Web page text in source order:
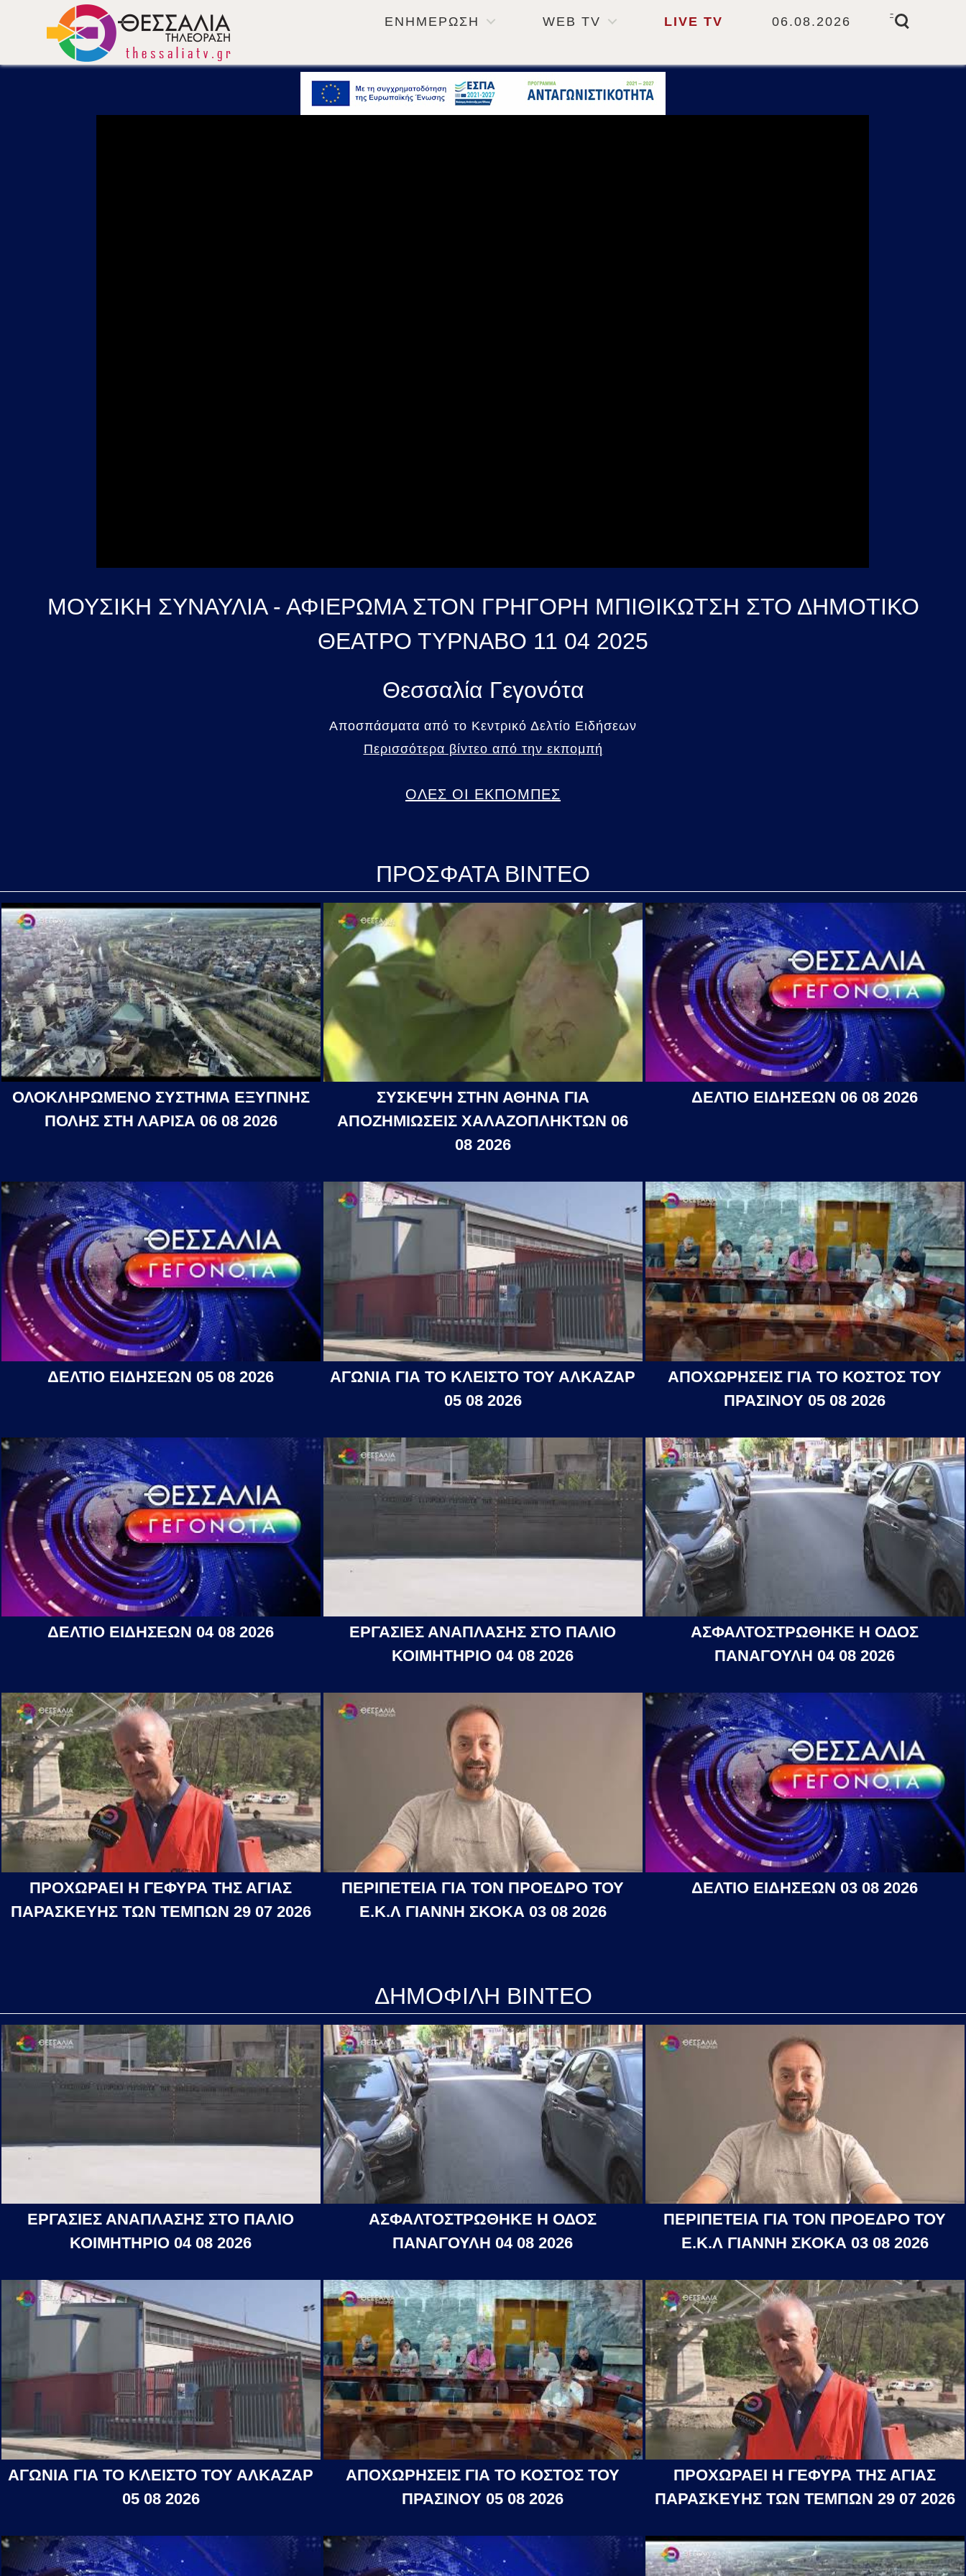
ΕΝΗΜΕΡΩΣΗ WEB TV LIVE TV 06.08.2026
-
ΜΟΥΣΙΚΗ ΣΥΝΑΥΛΙΑ - ΑΦΙΕΡΩΜΑ ΣΤΟΝ ΓΡΗΓΟΡΗ ΜΠΙΘΙΚΩΤΣΗ ΣΤΟ ΔΗΜΟΤΙΚΟ
ΘΕΑΤΡΟ ΤΥΡΝΑΒΟ 11 04 2025
Θεσσαλία Γεγονότα
Αποσπάσματα από το Κεντρικό Δελτίο Ειδήσεων
Περισσότερα βίντεο από την εκπομπή
ΟΛΕΣ ΟΙ ΕΚΠΟΜΠΕΣ
ΠΡΟΣΦΑΤΑ ΒΙΝΤΕΟ
ΟΛΟΚΛΗΡΩΜΕΝΟ ΣΥΣΤΗΜΑ ΕΞΥΠΝΗΣ
ΠΟΛΗΣ ΣΤΗ ΛΑΡΙΣΑ 06 08 2026
ΣΥΣΚΕΨΗ ΣΤΗΝ ΑΘΗΝΑ ΓΙΑ
ΑΠΟΖΗΜΙΩΣΕΙΣ ΧΑΛΑΖΟΠΛΗΚΤΩΝ 06
08 2026
ΔΕΛΤΙΟ ΕΙΔΗΣΕΩΝ 06 08 2026
ΔΕΛΤΙΟ ΕΙΔΗΣΕΩΝ 05 08 2026
ΑΓΩΝΙΑ ΓΙΑ ΤΟ ΚΛΕΙΣΤΟ ΤΟΥ ΑΛΚΑΖΑΡ
05 08 2026
ΑΠΟΧΩΡΗΣΕΙΣ ΓΙΑ ΤΟ ΚΟΣΤΟΣ ΤΟΥ
ΠΡΑΣΙΝΟΥ 05 08 2026
ΔΕΛΤΙΟ ΕΙΔΗΣΕΩΝ 04 08 2026
ΕΡΓΑΣΙΕΣ ΑΝΑΠΛΑΣΗΣ ΣΤΟ ΠΑΛΙΟ
ΚΟΙΜΗΤΗΡΙΟ 04 08 2026
ΑΣΦΑΛΤΟΣΤΡΩΘΗΚΕ Η ΟΔΟΣ
ΠΑΝΑΓΟΥΛΗ 04 08 2026
ΠΡΟΧΩΡΑΕΙ Η ΓΕΦΥΡΑ ΤΗΣ ΑΓΙΑΣ
ΠΑΡΑΣΚΕΥΗΣ ΤΩΝ ΤΕΜΠΩΝ 29 07 2026
ΠΕΡΙΠΕΤΕΙΑ ΓΙΑ ΤΟΝ ΠΡΟΕΔΡΟ ΤΟΥ
Ε.Κ.Λ ΓΙΑΝΝΗ ΣΚΟΚΑ 03 08 2026
ΔΕΛΤΙΟ ΕΙΔΗΣΕΩΝ 03 08 2026
ΔΗΜΟΦΙΛΗ ΒΙΝΤΕΟ
ΕΡΓΑΣΙΕΣ ΑΝΑΠΛΑΣΗΣ ΣΤΟ ΠΑΛΙΟ
ΚΟΙΜΗΤΗΡΙΟ 04 08 2026
ΑΣΦΑΛΤΟΣΤΡΩΘΗΚΕ Η ΟΔΟΣ
ΠΑΝΑΓΟΥΛΗ 04 08 2026
ΠΕΡΙΠΕΤΕΙΑ ΓΙΑ ΤΟΝ ΠΡΟΕΔΡΟ ΤΟΥ
Ε.Κ.Λ ΓΙΑΝΝΗ ΣΚΟΚΑ 03 08 2026
ΑΓΩΝΙΑ ΓΙΑ ΤΟ ΚΛΕΙΣΤΟ ΤΟΥ ΑΛΚΑΖΑΡ
05 08 2026
ΑΠΟΧΩΡΗΣΕΙΣ ΓΙΑ ΤΟ ΚΟΣΤΟΣ ΤΟΥ
ΠΡΑΣΙΝΟΥ 05 08 2026
ΠΡΟΧΩΡΑΕΙ Η ΓΕΦΥΡΑ ΤΗΣ ΑΓΙΑΣ
ΠΑΡΑΣΚΕΥΗΣ ΤΩΝ ΤΕΜΠΩΝ 29 07 2026